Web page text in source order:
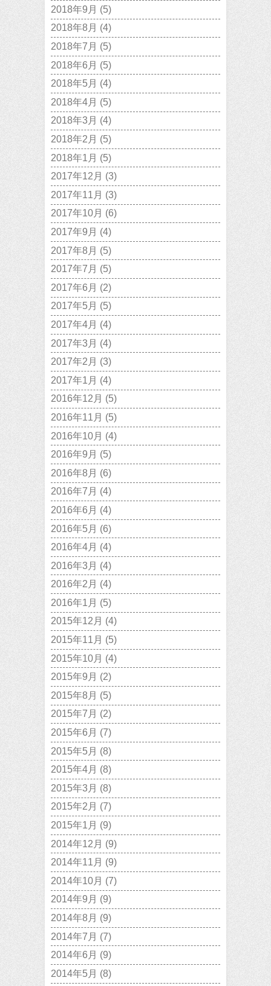
2018年9月 (5)
2018年8月 (4)
2018年7月 (5)
2018年6月 (5)
2018年5月 (4)
2018年4月 (5)
2018年3月 (4)
2018年2月 (5)
2018年1月 (5)
2017年12月 (3)
2017年11月 (3)
2017年10月 (6)
2017年9月 (4)
2017年8月 (5)
2017年7月 (5)
2017年6月 (2)
2017年5月 (5)
2017年4月 (4)
2017年3月 (4)
2017年2月 (3)
2017年1月 (4)
2016年12月 (5)
2016年11月 (5)
2016年10月 (4)
2016年9月 (5)
2016年8月 (6)
2016年7月 (4)
2016年6月 (4)
2016年5月 (6)
2016年4月 (4)
2016年3月 (4)
2016年2月 (4)
2016年1月 (5)
2015年12月 (4)
2015年11月 (5)
2015年10月 (4)
2015年9月 (2)
2015年8月 (5)
2015年7月 (2)
2015年6月 (7)
2015年5月 (8)
2015年4月 (8)
2015年3月 (8)
2015年2月 (7)
2015年1月 (9)
2014年12月 (9)
2014年11月 (9)
2014年10月 (7)
2014年9月 (9)
2014年8月 (9)
2014年7月 (7)
2014年6月 (9)
2014年5月 (8)